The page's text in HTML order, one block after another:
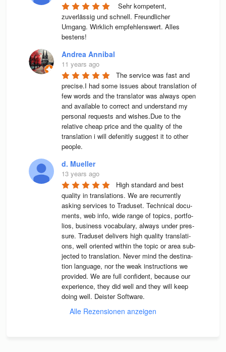
Sehr kompetent,
zuverlässig und schnell. Freundlicher
Umgang. Wirklich empfehlenswert. Alles
bestens!
Andrea Annibal
11 years ago
The service was fast and
precise.I had some issues about translation of
few words and the translator was always open
and available to correct and understand my
personal requests and wishes.Due to the
relative cheap price and the quality of the
translation i will defenitly suggest it to other
people.
d. Mueller
13 years ago
High stan­dard and best
qua­lity in trans­la­ti­ons. We are recur­rently
asking ser­vices to Tra­du­set. Tech­ni­cal docu­
ments, web info, wide range of topics, port­fo­
lios, busi­ness voca­bu­lary, always under pres­
sure. Tra­du­set deli­vers high qua­lity trans­la­ti­
ons, well ori­en­ted wit­hin the topic or area sub­
jec­ted to trans­la­tion. Never mind the desti­na­
tion lan­guage, nor the weak instruc­tions we
pro­vi­ded. We are full con­fi­dent, because our
expe­ri­ence, they did well and they will keep
doing well. Deis­ter Software.
Alle Rezensionen anzeigen